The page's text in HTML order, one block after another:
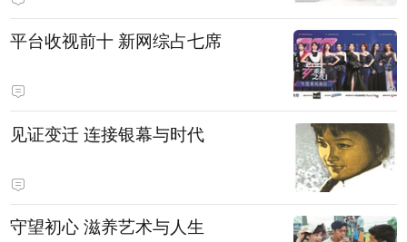
平台收视前十 新网综占七席
见证变迁 连接银幕与时代
守望初心 滋养艺术与人生